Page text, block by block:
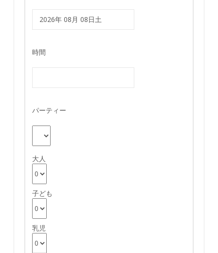
時間
パーティー
大人
子ども
乳児